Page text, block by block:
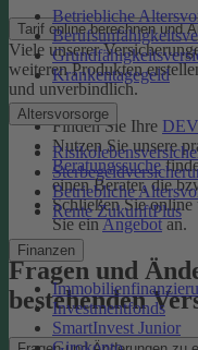
Betriebliche
Krankentagegeld
Altersvorsorge
Betriebliche
Rente ZukunftPlus
Finanzen
Investmentfonds
SmartInvest Junior
Tarif online berechnen und
Viele unserer
weiteren Produkten
und unverbindlich.
Finden Sie Ihre
Nutzen Sie unsere
Beratungssuche
einen Berater, die
Schließen Sie online
Sie einAngebotan.
Fragen und
bestehenden